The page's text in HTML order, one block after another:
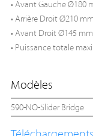
• Avant Gauche Ø180
• Arrière Droit Ø210
• Avant Droit Ø145
• Puissance totale
Modèles
590-NO-Slider Bridge